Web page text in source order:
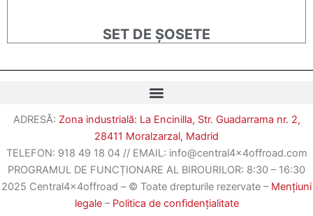
SET DE ȘOSETE
ADRESĂ: Zona industrială: La Encinilla, Str. Guadarrama nr. 2,
28411 Moralzarzal, Madrid
TELEFON: 918 49 18 04// EMAIL: info@central4x4offroad.com
PROGRAMUL DE FUNCȚIONARE AL BIROURILOR: 8:30 – 16:30
2025 Central4x4offroad – © Toate drepturile rezervate – Mențiuni
legale– Politica de confidențialitate